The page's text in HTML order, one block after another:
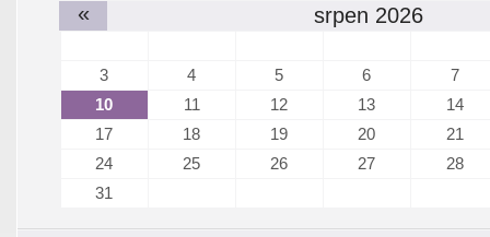
«
srpen 2026
3 4 5 6
7
10
11 12 13
14
17
18 19 20
21
24
25 26 27
28
31